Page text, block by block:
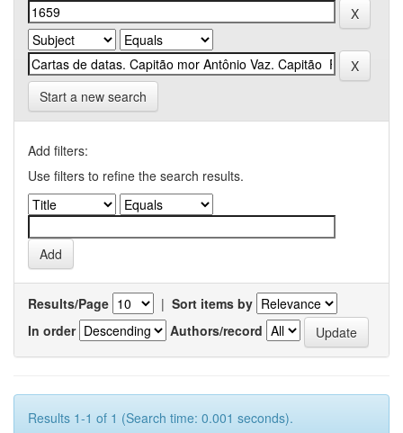
Start a new search
Add filters:
Use filters to refine the search results.
Results/Page | Sort items by
In order
Authors/record
Results 1-1 of 1 (Search time: 0.001 seconds).